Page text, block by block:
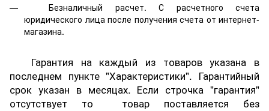
Безналичный расчет. С расчетного счета
юридического лица после получения счета от интернет-
магазина.
Гарантия на каждый из товаров указана в
последнем пункте "Характеристики". Гарантийный
срок указан в месяцах. Если строчка "гарантия"
отсутствует то товар поставляется без